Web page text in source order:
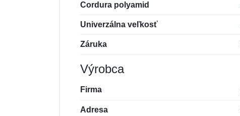
Cordura polyamid
Univerzálna veľkosť
Záruka
Výrobca
Firma
Adresa